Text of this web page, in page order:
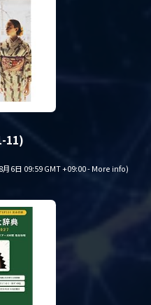
11)
6日 09:59 GMT +09:00 - More info)